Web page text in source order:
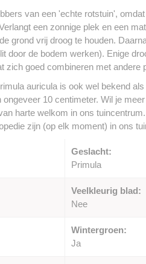
van een 'echte rotstuin',
een zonnige plek en een
grond vrij droog te houden.
door de bodem werken). Enige
zich goed combineren met andere
auricula is ook wel bekend
10 centimeter. Wil je
harte welkom in ons
zijn (op elk moment) in ons
Geslacht:
Primula
Veelkleurig blad:
Nee
Wintergroen:
Ja